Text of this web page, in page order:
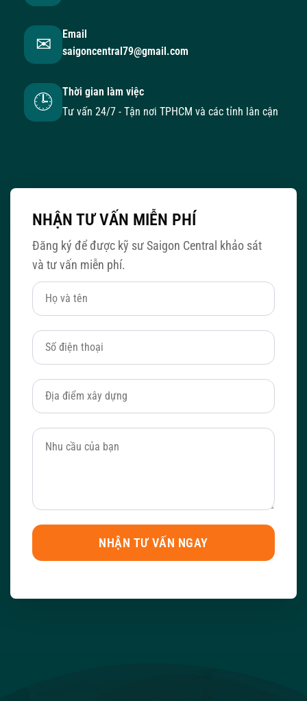
✉
Email
saigoncentral79@gmail.com
🕒
Thời gian làm việc
Tư vấn 24/7 - Tận nơi TPHCM và các tỉnh lân cận
NHẬN TƯ VẤN MIỄN PHÍ
Đăng ký để được kỹ sư Saigon Central khảo sát
và tư vấn miễn phí.